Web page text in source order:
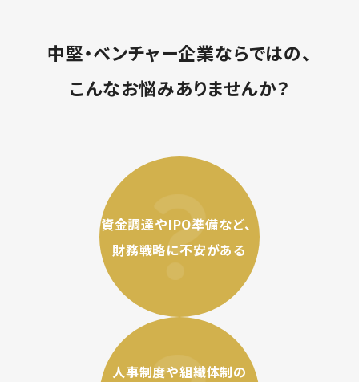
中堅・ベンチャー企業ならではの、
こんなお悩みありませんか？
資金調達やIPO準備など、
財務戦略に不安がある
人事制度や組織体制の